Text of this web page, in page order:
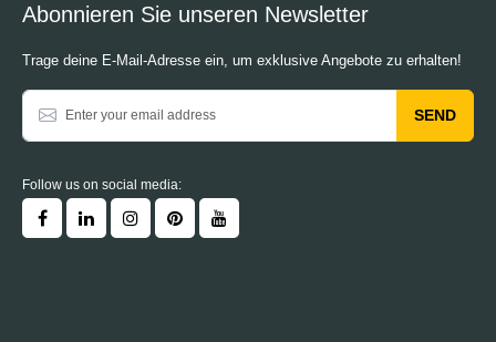
Abonnieren Sie unseren Newsletter
Trage deine E-Mail-Adresse ein, um exklusive Angebote zu erhalten!
SEND
Follow us on social media: